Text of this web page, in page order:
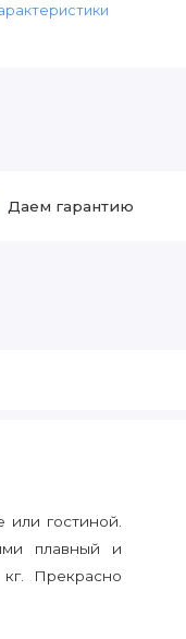
Даем гарантию
гостиной.
плавный и
Прекрасно